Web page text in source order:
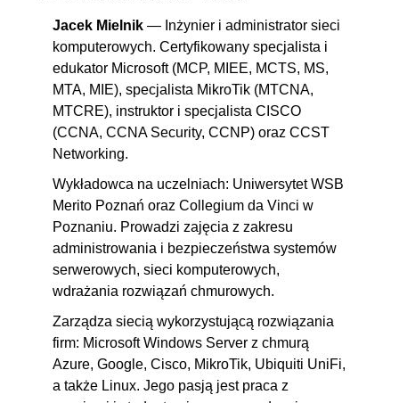
Jacek Mielnik — Inżynier i administrator sieci
komputerowych. Certyfikowany specjalista i
edukator Microsoft (MCP, MIEE, MCTS, MS,
MTA, MIE), specjalista MikroTik (MTCNA,
MTCRE), instruktor i specjalista CISCO
(CCNA, CCNA Security, CCNP) oraz CCST
Networking.
Wykładowca na uczelniach: Uniwersytet WSB
Merito Poznań oraz Collegium da Vinci w
Poznaniu. Prowadzi zajęcia z zakresu
administrowania i bezpieczeństwa systemów
serwerowych, sieci komputerowych,
wdrażania rozwiązań chmurowych.
Zarządza siecią wykorzystującą rozwiązania
firm: Microsoft Windows Server z chmurą
Azure, Google, Cisco, MikroTik, Ubiquiti UniFi,
a także Linux. Jego pasją jest praca z